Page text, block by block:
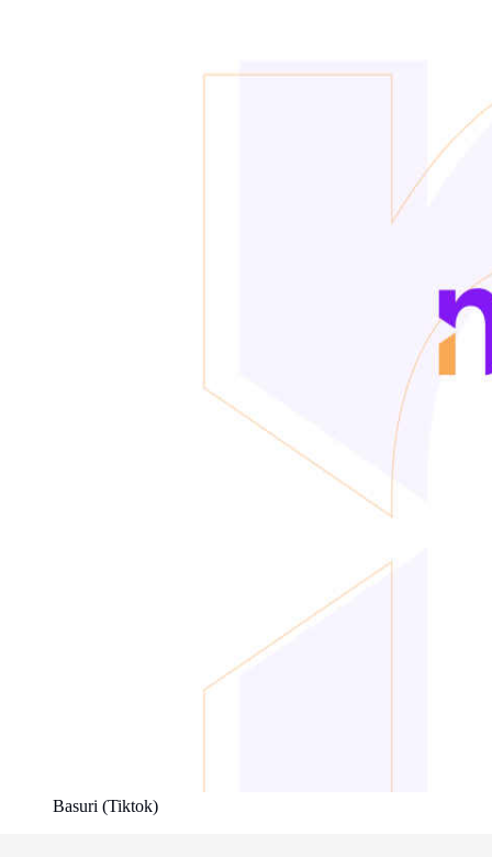
Basuri (Tiktok)